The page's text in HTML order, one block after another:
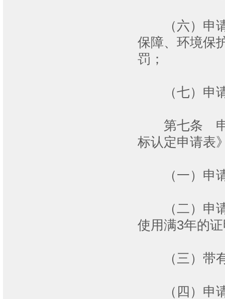
（六）申请
保障、环境保
罚；
（七）申请
第七条 申请
标认定申请表
（一）申请
（二）申请
使用满3年的
（三）带有
（四）申请